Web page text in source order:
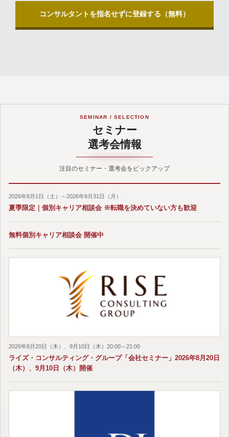
コンサルタントを指名せずに登録する（無料）
SEMINAR / SELECTION
セミナー
選考会情報
注目のセミナー・選考会をピックアップ
2026年8月1日（土）～2026年8月31日（月）
夏季限定｜個別キャリア相談会 ※転職を決めていない方も歓迎
無料個別キャリア相談会 開催中
2026年8月20日（木）、9月10日（木）20:00～21:00
ライズ・コンサルティング・グループ「会社セミナー」2026年8月20日
（木）、9月10日（木）開催